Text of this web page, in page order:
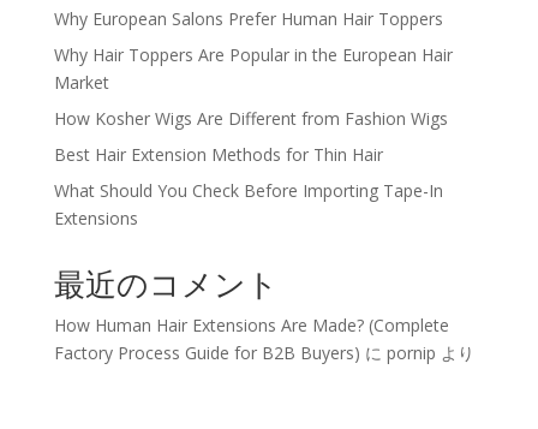
Why European Salons Prefer Human Hair Toppers
Why Hair Toppers Are Popular in the European Hair
Market
How Kosher Wigs Are Different from Fashion Wigs
Best Hair Extension Methods for Thin Hair
What Should You Check Before Importing Tape-In
Extensions
最近のコメント
How Human Hair Extensions Are Made? (Complete
Factory Process Guide for B2B Buyers) に pornip より